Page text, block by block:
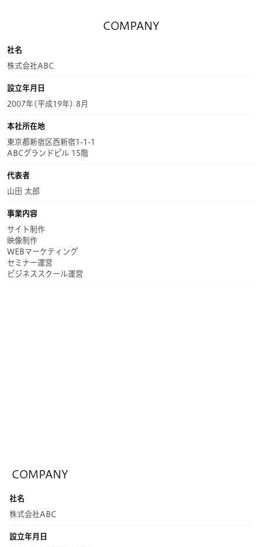
COMPANY
社名
株式会社ABC
設立年月日
2007年(平成19年) 8月
本社所在地
東京都新宿区西新宿1-1-1
ABCグランドビル 15階
代表者
山田 太郎
事業内容
サイト制作
映像制作
WEBマーケティング
セミナー運営
ビジネススクール運営
COMPANY
社名
株式会社ABC
設立年月日